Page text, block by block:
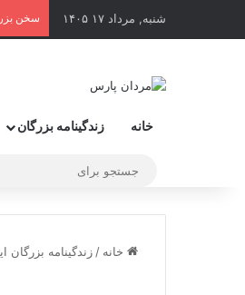
شنبه, مرداد ۱۷ ۱۴۰۵ سخن
خانه زندگینامه بزرگان
خانه / زندگینامه بزرگان